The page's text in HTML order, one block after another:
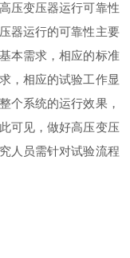
压变压器运行可靠性
器运行的可靠性主要
本需求，相应的标准
，相应的试验工作显
个系统的运行效果，
可见，做好高压变压
人员需针对试验流程